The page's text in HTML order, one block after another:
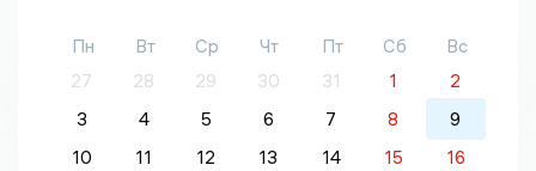
Пн Вт Ср Чт Пт Сб
Вс
27
28 29 30 31 1
2
3
4 5 6 7 8
9
10
11 12 13 14 15 16